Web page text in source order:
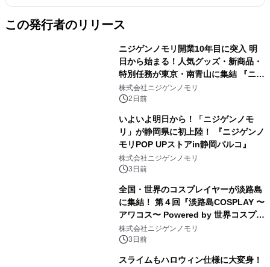
この発行者のリリース
ニジゲンノモリ開業10年目に突入 明
日から始まる！人気グッズ・新商品・
特別任務が東京・南青山に集結 『ニジ
ゲンノモリ POPUPストア in Annex
Aoyama』
株式会社ニジゲンノモリ
2日前
いよいよ明日から！「ニジゲンノモ
リ」が静岡県に初上陸！ 『ニジゲンノ
モリPOP UPストアin静岡パルコ』
株式会社ニジゲンノモリ
3日前
全国・世界のコスプレイヤーが淡路島
に集結！ 第４回『淡路島COSPLAY 〜
アワコス〜 Powered by 世界コスプレ
サミット』 2026年10月12日（月・
祝）開催決定！
株式会社ニジゲンノモリ
3日前
スライムもハロウィン仕様に大変身！